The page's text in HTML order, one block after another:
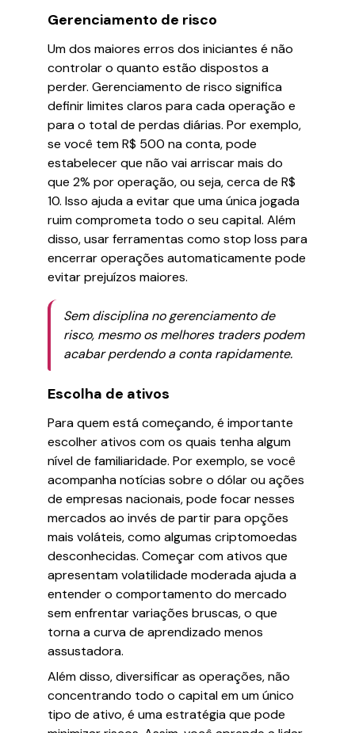
Gerenciamento de risco
Um dos maiores erros dos iniciantes é não
controlar o quanto estão dispostos a
perder. Gerenciamento de risco significa
definir limites claros para cada operação e
para o total de perdas diárias. Por exemplo,
se você tem R$ 500 na conta, pode
estabelecer que não vai arriscar mais do
que 2% por operação, ou seja, cerca de R$
10. Isso ajuda a evitar que uma única jogada
ruim comprometa todo o seu capital. Além
disso, usar ferramentas como stop loss para
encerrar operações automaticamente pode
evitar prejuízos maiores.
Sem disciplina no gerenciamento de
risco, mesmo os melhores traders podem
acabar perdendo a conta rapidamente.
Escolha de ativos
Para quem está começando, é importante
escolher ativos com os quais tenha algum
nível de familiaridade. Por exemplo, se você
acompanha notícias sobre o dólar ou ações
de empresas nacionais, pode focar nesses
mercados ao invés de partir para opções
mais voláteis, como algumas criptomoedas
desconhecidas. Começar com ativos que
apresentam volatilidade moderada ajuda a
entender o comportamento do mercado
sem enfrentar variações bruscas, o que
torna a curva de aprendizado menos
assustadora.
Além disso, diversificar as operações, não
concentrando todo o capital em um único
tipo de ativo, é uma estratégia que pode